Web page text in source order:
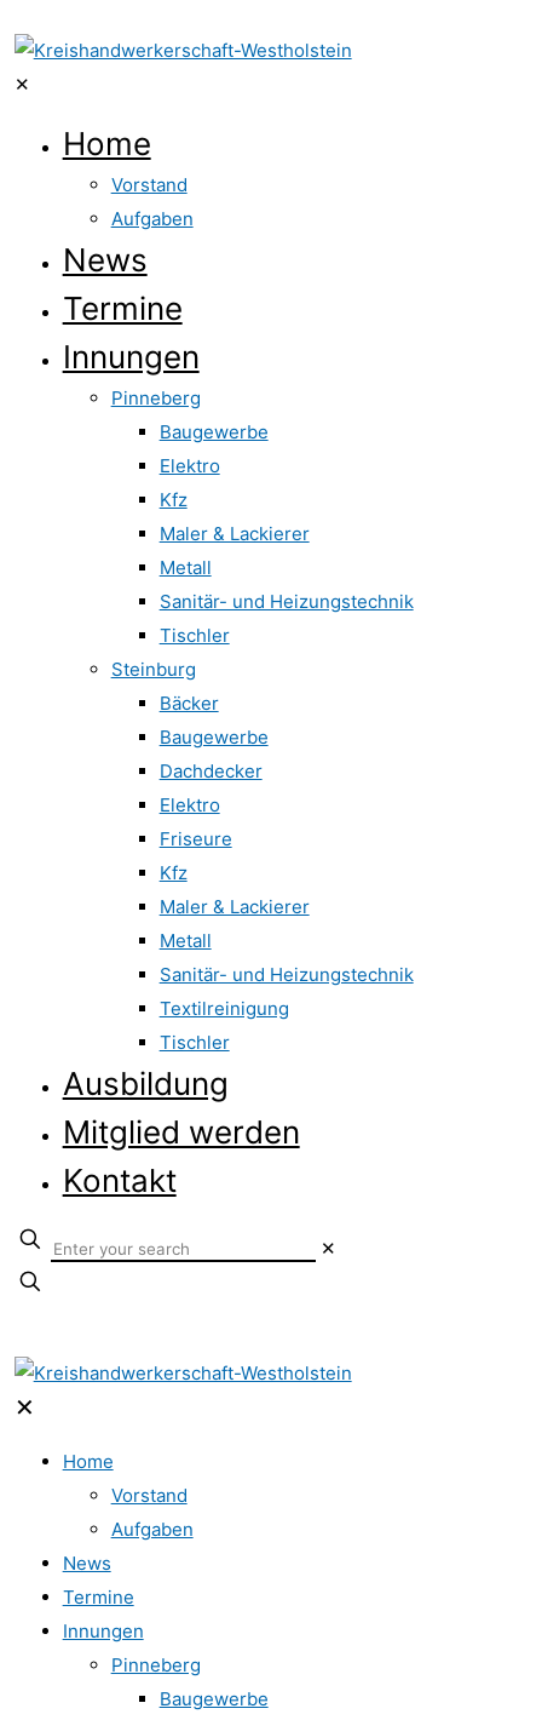
✕
Home
Vorstand
Aufgaben
News
Termine
Innungen
Pinneberg
Baugewerbe
Elektro
Kfz
Maler & Lackierer
Metall
Sanitär- und Heizungstechnik
Tischler
Steinburg
Bäcker
Baugewerbe
Dachdecker
Elektro
Friseure
Kfz
Maler & Lackierer
Metall
Sanitär- und Heizungstechnik
Textilreinigung
Tischler
Ausbildung
Mitglied werden
Kontakt
✕
✕
Home
Vorstand
Aufgaben
News
Termine
Innungen
Pinneberg
Baugewerbe